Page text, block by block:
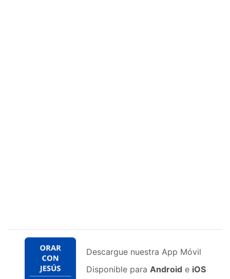
Descargue nuestra App Móvil
Disponible para Android e iOS